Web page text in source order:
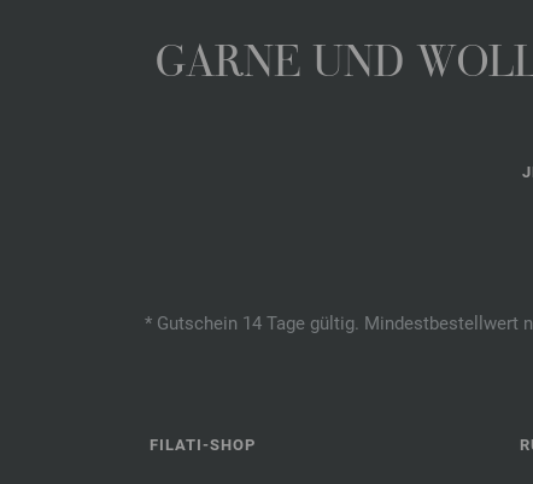
GARNE UND
* Gutschein 14 Tage gültig. Mindestbestellwert
FILATI-SHOP